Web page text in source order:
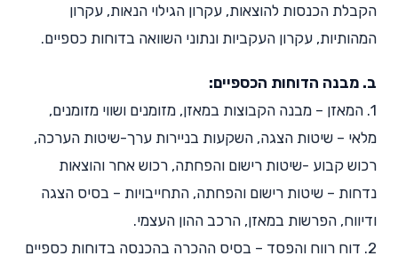
הקבלת הכנסות להוצאות, עקרון הגילוי הנאות, עקרון
המהותיות, עקרון העקביות ונתוני השוואה בדוחות כספיים.
ב. מבנה הדוחות הכספיים:
1. המאזן – מבנה הקבוצות במאזן, מזומנים ושווי מזומנים,
מלאי – שיטות הצגה, השקעות בניירות ערך-שיטות הערכה,
רכוש קבוע -שיטות רישום והפחתה, רכוש אחר והוצאות
נדחות – שיטות רישום והפחתה, התחייבויות – בסיס הצגה
ודיווח, הפרשות במאזן, הרכב ההון העצמי.
2. דוח רווח והפסד – בסיס ההכרה בהכנסה בדוחות כספיים